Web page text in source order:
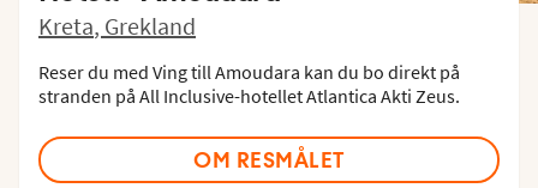
Kreta, Grekland
Reser du med Ving till Amoudara kan du bo direkt på
stranden på All Inclusive-hotellet Atlantica Akti Zeus.
OM RESMÅLET